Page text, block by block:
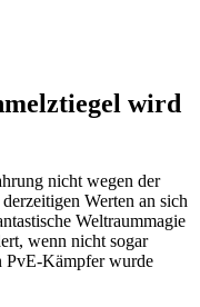
wird
nicht wegen der
Werten an sich
Weltraummagie
wenn nicht sogar
PvE-Kämpfer wurde